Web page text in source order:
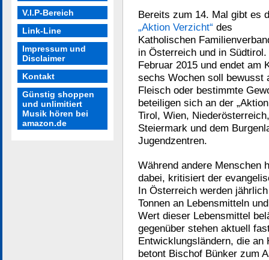
V.I.P-Bereich
Link-Line
Impressum und
Disclaimer
Kontakt
Günstig shoppen
und unlimitiert
Musik hören bei
amazon.de
Bereits zum 14. Mal gibt es
„Aktion Verzicht“ des
Katholischen
in Österreich und in
Februar 2015 und endet am
sechs Wochen soll bewusst
Fleisch oder bestimmte
beteiligen sich an der
Tirol, Wien,
Steiermark und dem
Jugendzentren.
Während andere Menschen
dabei, kritisiert der
In Österreich werden
Tonnen an Lebensmitteln
Wert dieser Lebensmittel
gegenüber stehen aktuell
Entwicklungsländern, die an
betont Bischof Bünker zum